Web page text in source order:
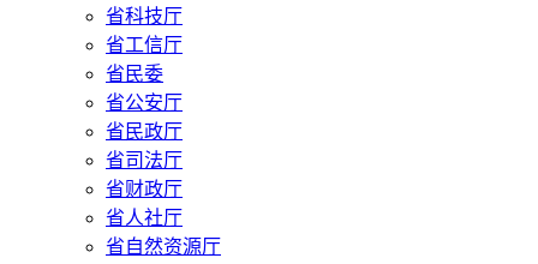
省科技厅
省工信厅
省民委
省公安厅
省民政厅
省司法厅
省财政厅
省人社厅
省自然资源厅